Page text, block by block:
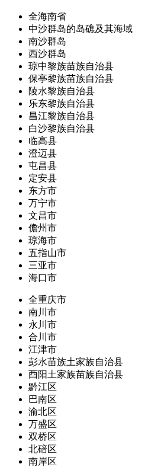
全海南省
中沙群岛的岛礁及其海域
南沙群岛
西沙群岛
琼中黎族苗族自治县
保亭黎族苗族自治县
陵水黎族自治县
乐东黎族自治县
昌江黎族自治县
白沙黎族自治县
临高县
澄迈县
屯昌县
定安县
东方市
万宁市
文昌市
儋州市
琼海市
五指山市
三亚市
海口市
全重庆市
南川市
永川市
合川市
江津市
彭水苗族土家族自治县
酉阳土家族苗族自治县
黔江区
巴南区
渝北区
万盛区
双桥区
北碚区
南岸区